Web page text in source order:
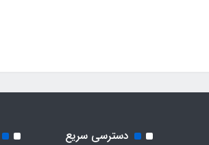
دسترسی سریع